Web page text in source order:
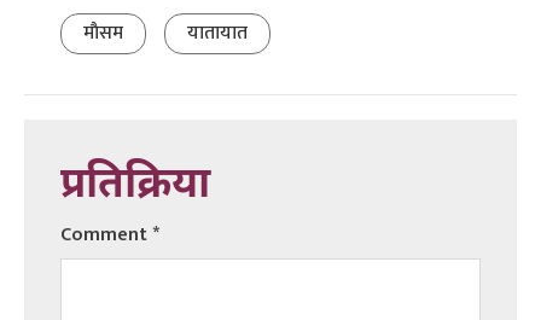
माैसम
यातायात
प्रतिक्रिया
Comment*